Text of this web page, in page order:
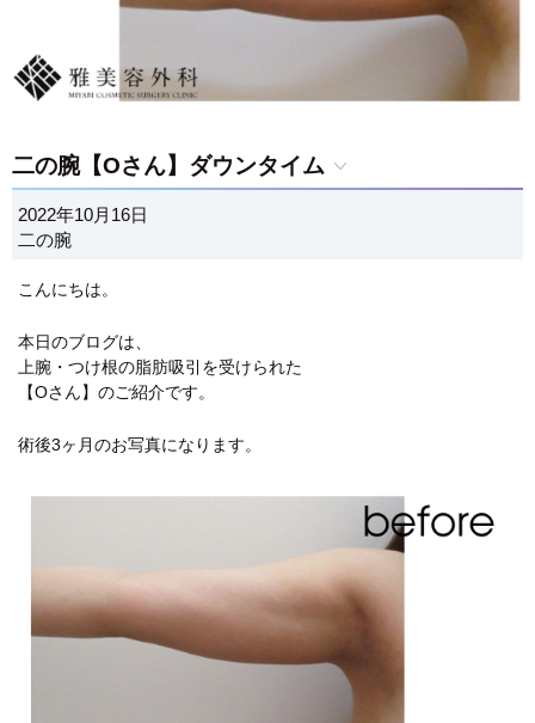
二の腕【Oさん】ダウンタイム
2022年10月16日
二の腕
こんにちは。
本日のブログは、
上腕・つけ根の脂肪吸引を受けられた
【Oさん】のご紹介です。
術後3ヶ月のお写真になります。